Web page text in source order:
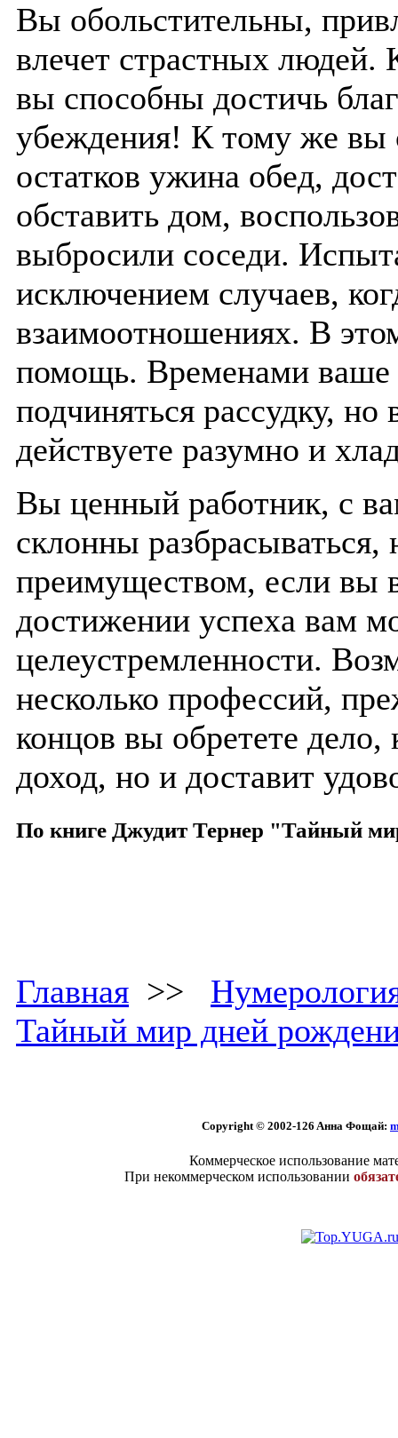
Вы обольстительны,
влечет страстных людей.
вы способны достичь
убеждения! К тому же вы
остатков ужина обед,
обставить дом,
выбросили соседи.
исключением случаев,
взаимоотношениях. В
помощь. Временами ваше
подчиняться рассудку,
действуете разумно и
Вы ценный работник, с
склонны разбрасываться,
преимуществом, если вы
достижении успеха вам
целеустремленности.
несколько профессий,
концов вы обретете дело,
доход, но и доставит
По книге Джудит Тернер "Тайный
Главная >>
Тайный мир дней
Copyright © 2002-126 Aннa Фoщaй:
Коммерческое использование
При некоммерческом использовании